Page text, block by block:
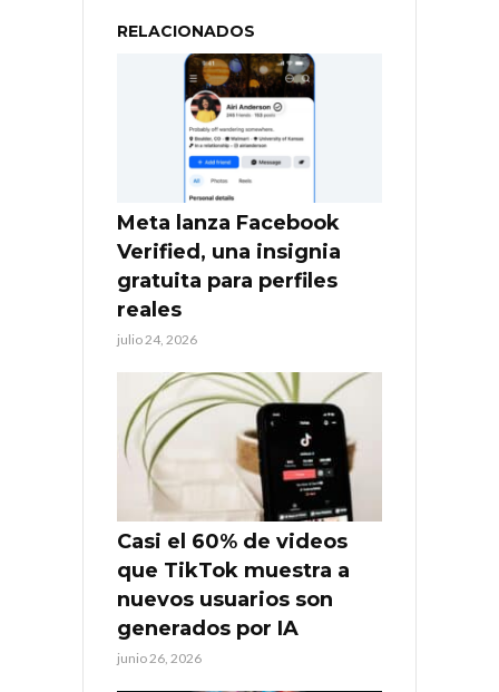
RELACIONADOS
Meta lanza Facebook
Verified, una insignia
gratuita para perfiles
reales
julio 24, 2026
Casi el 60% de videos
que TikTok muestra a
nuevos usuarios son
generados por IA
junio 26, 2026